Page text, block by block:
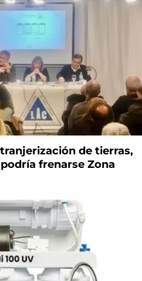
de tierras,
frenarse Zona